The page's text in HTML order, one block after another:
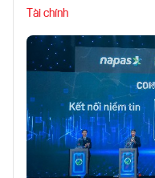
Tài chính